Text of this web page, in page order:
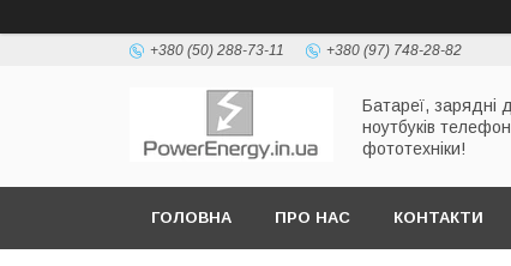
+380 (50) 288-73-11 +380 (97) 748-28-82
Батареї, зарядні
ноутбуків
фототехніки!
ГОЛОВНА ПРО НАС КОНТАКТИ